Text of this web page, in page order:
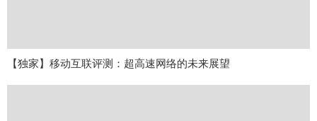
【独家】移动互联评测：超高速网络的未来展望